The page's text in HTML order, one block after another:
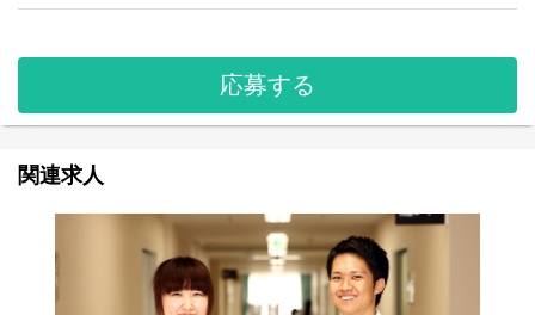
応募する
関連求人